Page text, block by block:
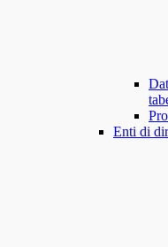
Enti di